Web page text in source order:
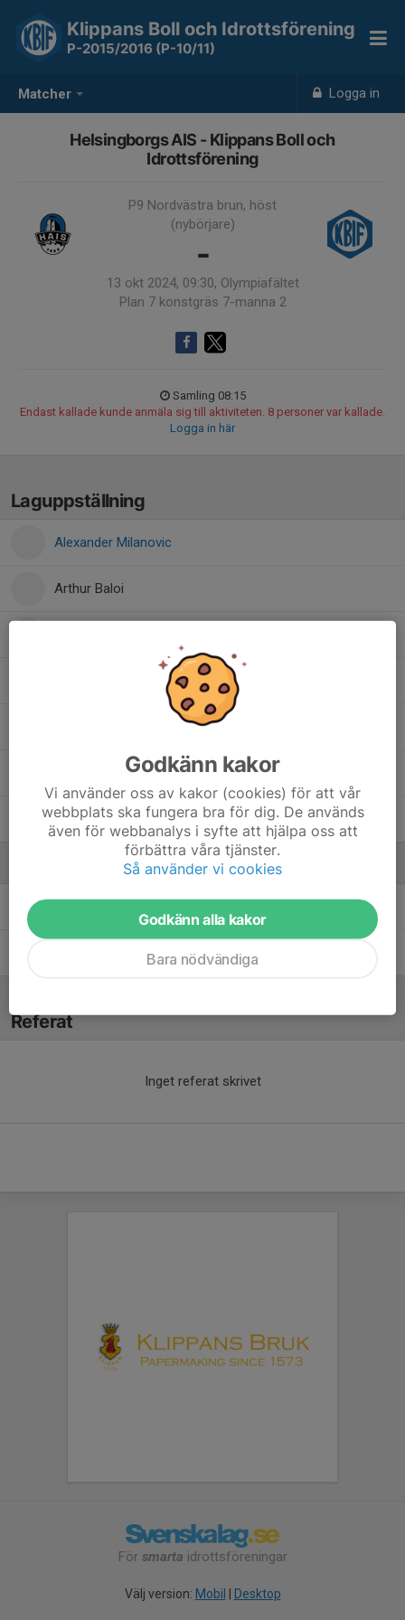
Matcher Logga in
Klippans Boll och Idrottsförening
P-2015/2016 (P-10/11)
Helsingborgs AIS - Klippans Boll och
Idrottsförening
P9 Nordvästra brun, höst
(nybörjare)
-
13 okt 2024, 09:30, Olympiafältet
Plan 7 konstgräs 7-manna 2
Samling 08:15
Endast kallade kunde anmäla sig till aktiviteten. 8 personer var kallade.
Logga in här
Laguppställning
Alexander Milanovic
Arthur Baloi
Mohamed Romodan
William Nilsson
Tränare
Referat
Inget referat skrivet
För smarta idrottsföreningar
Välj version: Mobil Desktop
Godkänn kakor
Vi använder oss av kakor (cookies) för att vår
webbplats ska fungera bra för dig. De används
även för webbanalys i syfte att hjälpa oss att
förbättra våra tjänster.
Så använder vi cookies
Godkänn alla kakor
Bara nödvändiga